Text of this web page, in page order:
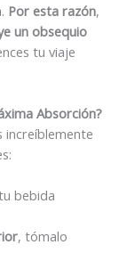
Por esta razón,
un obsequio
tu viaje
Absorción?
bebida
, tómalo